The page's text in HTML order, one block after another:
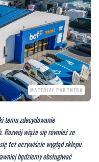
MATERIAŁ PARTNERA
temu zdecydowanie
wiąże się również ze
też oczywiście wygląd sklepu.
będziemy obsługiwać